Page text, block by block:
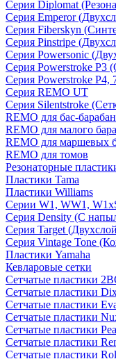
Серия Diplomat
Серия Emperor
Серия Fiberskyn
Серия Pinstripe
Серия Powersonic
Серия Powerstroke P3
Серия Powerstroke P4,
Серия REMO UT
Серия Silentstroke
REMO для бас-
REMO для малого
REMO для маршевых
REMO для томов
Резонаторные
Пластики Tama
Пластики Williams
Серии W1, WW1,
Серия Density (C
Серия Target
Серия Vintage Tone
Пластики Yamaha
Кевларовые сетки
Сетчатые пластики
Сетчатые пластики
Сетчатые пластики
Сетчатые пластики
Сетчатые пластики
Сетчатые пластики
Сетчатые пластики